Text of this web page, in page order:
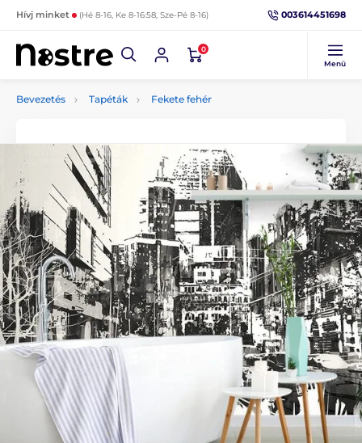
Hívj minket (Hé 8-16, Ke 8-16:58, Sze-Pé 8-16) 003614451698
0
Menü
Bevezetés Tapéták Fekete fehér